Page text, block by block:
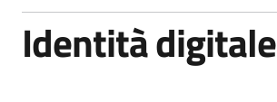
Servizi
Identità digitale